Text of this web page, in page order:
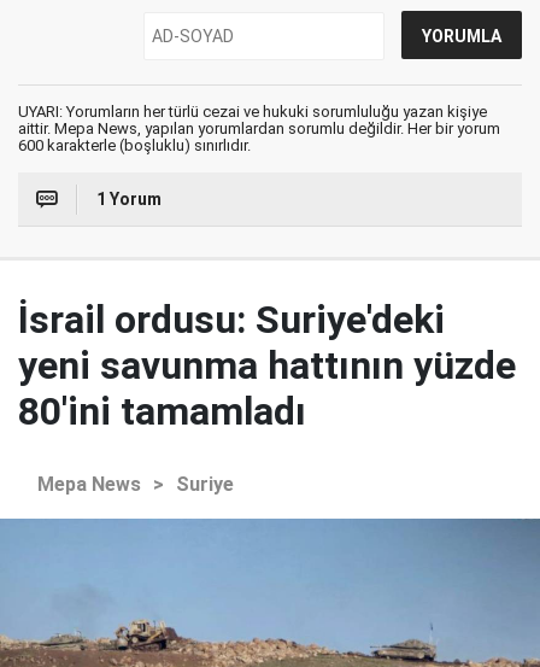
UYARI: Yorumların her türlü cezai ve hukuki sorumluluğu yazan kişiye
aittir. Mepa News, yapılan yorumlardan sorumlu değildir. Her bir yorum
600 karakterle (boşluklu) sınırlıdır.
1 Yorum
İsrail ordusu: Suriye'deki
yeni savunma hattının yüzde
80'ini tamamladı
Mepa News > Suriye